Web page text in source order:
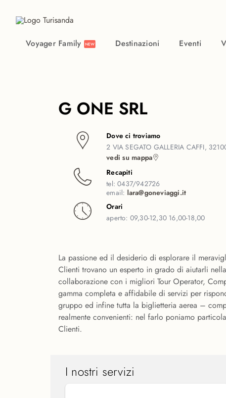
Voyager Family NEW Destinazioni Eventi
G ONE SRL
Dove ci troviamo
2 VIA SEGATO GALLERIA CAFFI,
vedi su mappa
Recapiti
tel:0437/942726
email: lara@goneviaggi.it
Orari
aperto: 09,30-12,30 16,00-18,00
La passione ed il desiderio di esplorare il
Clienti trovano un esperto in grado di aiutarli
collaborazione con i migliori Tour Operator,
gamma completa e affidabile di servizi per
gruppo ed infine tutta la biglietteria aerea –
realmente convenienti: nel farlo poniamo
Clienti.
I nostri servizi